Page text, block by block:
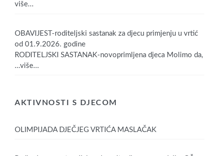
više...
OBAVIJEST-roditeljski sastanak za djecu primjenju u vrtić
od 01.9.2026. godine
RODITELJSKI SASTANAK-novoprimljena djeca Molimo da,
…više...
AKTIVNOSTI S DJECOM
OLIMPIJADA DJEČJEG VRTIĆA MASLAČAK